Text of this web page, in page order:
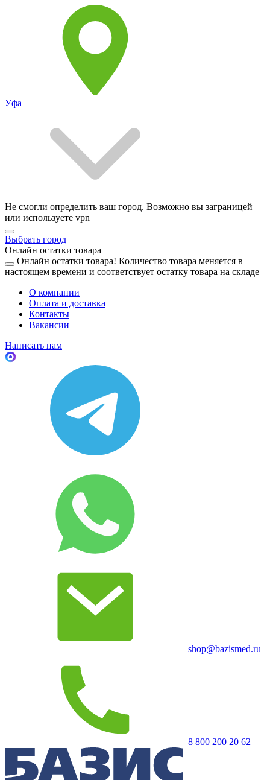
Уфа
Не смогли определить ваш город. Возможно вы заграницей
или используете vpn
Выбрать город
Онлайн остатки товара
Онлайн остатки товара! Количество товара меняется в
настоящем времени и соответствует остатку товара на складе
О компании
Оплата и доставка
Контакты
Вакансии
Написать нам
shop@bazismed.ru
8 800 200 20 62